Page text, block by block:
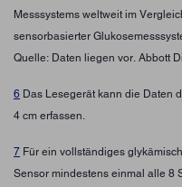
Messsystems weltweit im
sensorbasierter
Quelle: Daten liegen vor. Abbott
6 Das Lesegerät kann die Daten
4 cm erfassen.
7 Für ein vollständiges
Sensor mindestens einmal alle 8